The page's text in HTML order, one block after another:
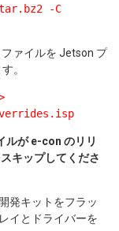
-C
ァイルを Jetson プ
。
が e-con のリリ
キップしてくださ
発キットをフラッ
イとドライバーを